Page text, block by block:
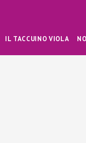
IL TACCUINO VIOLA